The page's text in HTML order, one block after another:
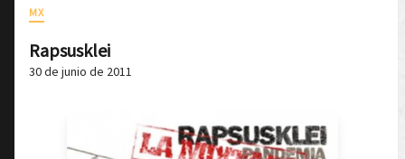
MX
Rapsusklei
30 de junio de 2011